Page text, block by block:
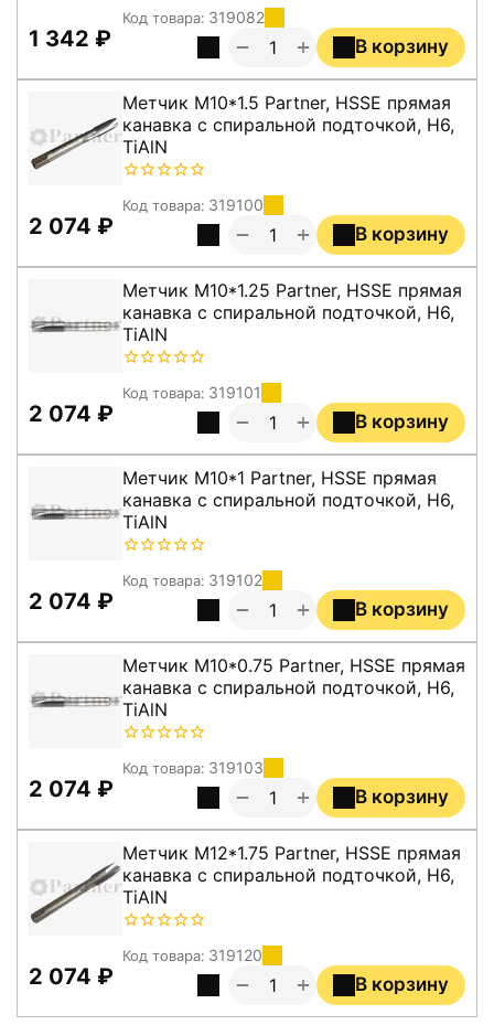
Код товара: 319082
1 342 ₽ В корзину
+
−
Метчик M10*1.5 Partner, HSSE прямая
канавка с спиральной подточкой, H6,
TiAlN
Код товара: 319100
2 074 ₽ В корзину
+
−
Метчик M10*1.25 Partner, HSSE прямая
канавка с спиральной подточкой, H6,
TiAlN
Код товара: 319101
2 074 ₽ В корзину
+
−
Метчик M10*1 Partner, HSSE прямая
канавка с спиральной подточкой, H6,
TiAlN
Код товара: 319102
2 074 ₽ В корзину
+
−
Метчик M10*0.75 Partner, HSSE прямая
канавка с спиральной подточкой, H6,
TiAlN
Код товара: 319103
2 074 ₽ В корзину
+
−
Метчик M12*1.75 Partner, HSSE прямая
канавка с спиральной подточкой, H6,
TiAlN
Код товара: 319120
2 074 ₽ В корзину
+
−